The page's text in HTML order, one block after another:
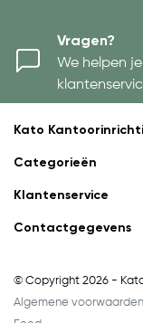
Vragen?
We helpen
Kato
Categorieën
Klantenservice
Contactgegevens
© Copyright 2026 -
Algemene voorwaarden